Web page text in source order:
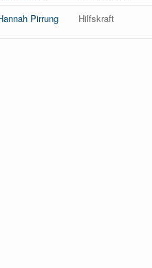
Pirrung
Hilfskraft